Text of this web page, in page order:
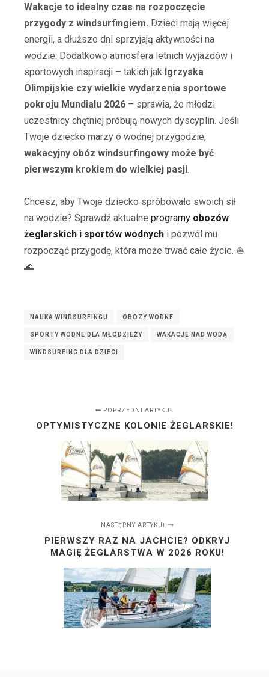
Wakacje to idealny czas na rozpoczęcie
przygody z windsurfingiem. Dzieci mają więcej
energii, a dłuższe dni sprzyjają aktywności na
wodzie. Dodatkowo atmosfera letnich wyjazdów i
sportowych inspiracji – takich jak Igrzyska
Olimpijskie czy wielkie wydarzenia sportowe
pokroju Mundialu 2026 – sprawia, że młodzi
uczestnicy chętniej próbują nowych dyscyplin. Jeśli
Twoje dziecko marzy o wodnej przygodzie,
wakacyjny obóz windsurfingowy może być
pierwszym krokiem do wielkiej pasji.
Chcesz, aby Twoje dziecko spróbowało swoich sił
na wodzie? Sprawdź aktualne programy obozów
żeglarskich i sportów wodnych i pozwól mu
rozpocząć przygodę, która może trwać całe życie. ⛵
🌊
NAUKA WINDSURFINGU OBOZY WODNE
SPORTY WODNE DLA MŁODZIEŻY WAKACJE NAD WODĄ
WINDSURFING DLA DZIECI
POPRZEDNI ARTYKUŁ
OPTYMISTYCZNE KOLONIE ŻEGLARSKIE!
NASTĘPNY ARTYKUŁ
PIERWSZY RAZ NA JACHCIE? ODKRYJ
MAGIĘ ŻEGLARSTWA W 2026 ROKU!